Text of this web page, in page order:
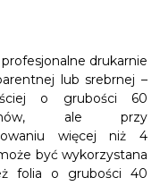
drukarnie
lub srebrnej –
o grubości 60
ale przy
więcej niż 4
być wykorzystana
folia o grubości 40